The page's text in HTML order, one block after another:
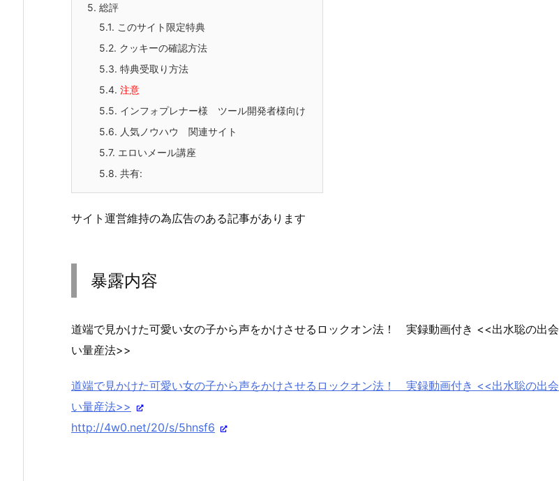
5. 総評
5.1. このサイト限定特典
5.2. クッキーの確認方法
5.3. 特典受取り方法
5.4. 注意
5.5. インフォプレナー様 ツール開発者様向け
5.6. 人気ノウハウ 関連サイト
5.7. エロいメール講座
5.8. 共有:
サイト運営維持の為広告のある記事があります
暴露内容
道端で見かけた可愛い女の子から声をかけさせるロックオン法！ 実録動画付き <<出水聡の出会
い量産法>>
道端で見かけた可愛い女の子から声をかけさせるロックオン法！ 実録動画付き <<出水聡の出会
い量産法>>
http://4w0.net/20/s/5hnsf6